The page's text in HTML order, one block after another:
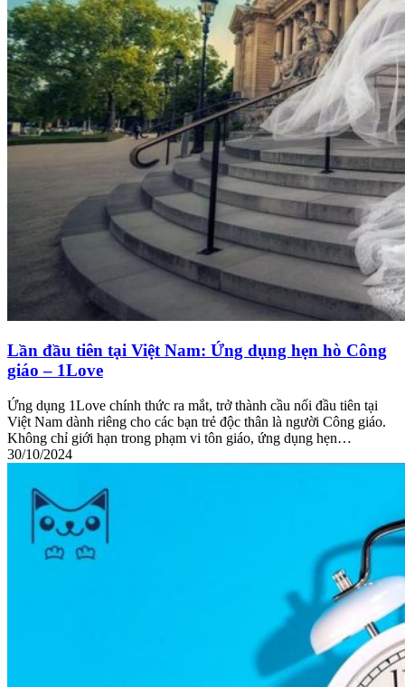
Lần đầu tiên tại Việt Nam: Ứng dụng hẹn hò Công
giáo – 1Love
Ứng dụng 1Love chính thức ra mắt, trở thành cầu nối đầu tiên tại
Việt Nam dành riêng cho các bạn trẻ độc thân là người Công giáo.
Không chỉ giới hạn trong phạm vi tôn giáo, ứng dụng hẹn…
30/10/2024